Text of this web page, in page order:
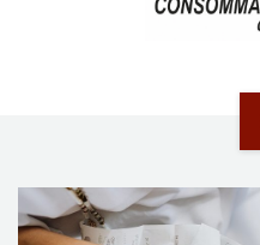
ACTUALITÉS